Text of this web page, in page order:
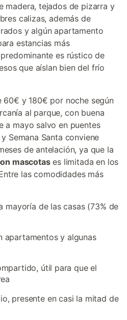
madera, tejados de pizarra y
calizas, además de
y algún apartamento
estancias más
es rústico de
que aíslan bien del frío
60€ y 180€ por noche según
al parque, con buena
a mayo salvo en puentes
Semana Santa conviene
de antelación, ya que la
mascotases limitada en los
las comodidades más
mayoría de las casas (73% de
apartamentos y algunas
útil para que el
presente en casi la mitad de